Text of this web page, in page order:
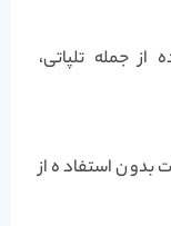
از جمله تلپاتی،
بدون استفاده از